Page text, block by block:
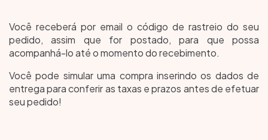
Você receberá por email o código de rastreio do seu
pedido, assim que for postado, para que possa
acompanhá-lo até o momento do recebimento.
Você pode simular uma compra inserindo os dados de
entrega para conferir as taxas e prazos antes de efetuar
seu pedido!